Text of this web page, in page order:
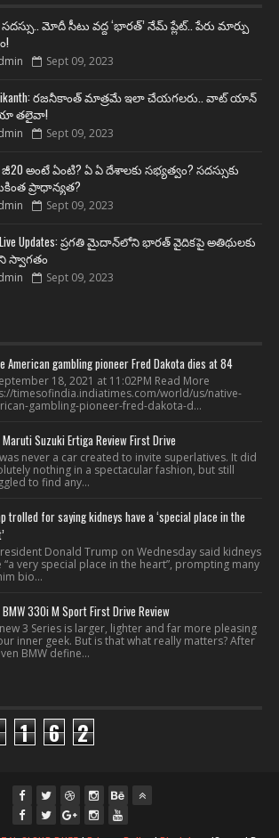
మోదీ సీటు వద్ద ‘భారత్’ నేమ్ ప్లేట్‌.. పేరు మార్పు
Sept 09, 2023
రజనీకాంత్ మాత్రమే ఇలా చేయగలరు.. వాట్ యాన్
తలైవా!
Sept 09, 2023
జీ20 అంటే ఏంటి? ఏ ఏ దేశాలకు సభ్యత్వం? సదస్సుకు
ప్రాధాన్యత?
Sept 09, 2023
Live Updates: ప్రగతి మైదాన్‌లోని భారత్ వైదికపై అతిథులకు
స్వాగతం
Sept 09, 2023
American gambling pioneer Fred Dakota dies at 84
18, 2021 at 11:02PM Read More
timesofindia.indiatimes.com/world/us/native-
gambling-pioneer-fred-dakota-d...
Suzuki Ertiga Review First Drive
never a car created to invite superlatives. It did
nothing in a spectacular fashion, but still
to find any...
trolled for saying kidneys have a ‘special place in the
Donald Trump on Wednesday said kidneys
“a very special place in the heart”, prompting many
bio...
330i M Sport First Drive Review
3 Series is larger, lighter and far more pleasing
inner geek. But is that what really matters? After
BMW define...
1 6 2
fac twi gpl ins you